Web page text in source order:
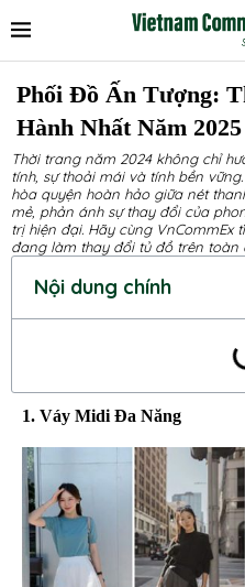
Phối Đồ Ấn Tượng:
Hành Nhất Năm 2025
Thời trang năm 2024 không chỉ
tính, sự thoải mái và tính bền
hòa quyện hoàn hảo giữa nét
mẻ, phản ánh sự thay đổi của
trị hiện đại. Hãy cùng VnCommEx
đang làm thay đổi tủ đồ trên toàn
Nội dung chính
1. Váy Midi Đa Năng